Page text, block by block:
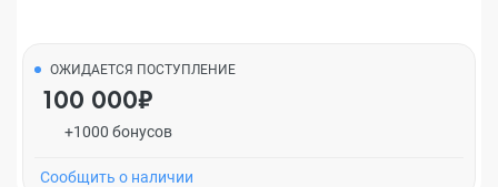
ОЖИДАЕТСЯ ПОСТУПЛЕНИЕ
100 000₽
+1000 бонусов
Cообщить о наличии